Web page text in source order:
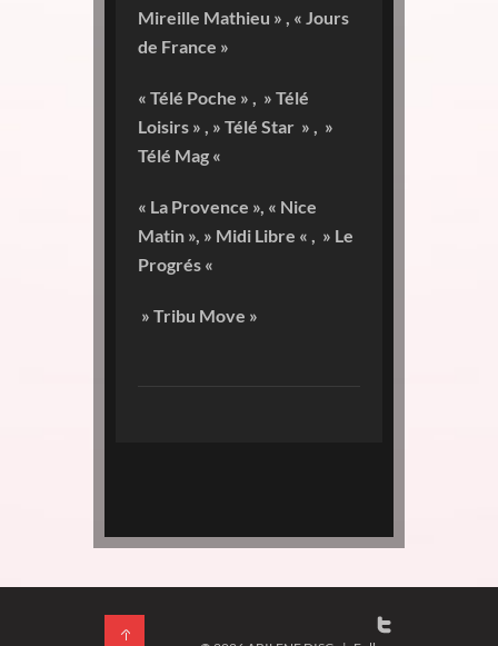
Mireille Mathieu » , « Jours
de France »
« Télé Poche » , » Télé
Loisirs » , » Télé Star » , »
Télé Mag «
« La Provence », « Nice
Matin », » Midi Libre « , » Le
Progrés «
» Tribu Move »